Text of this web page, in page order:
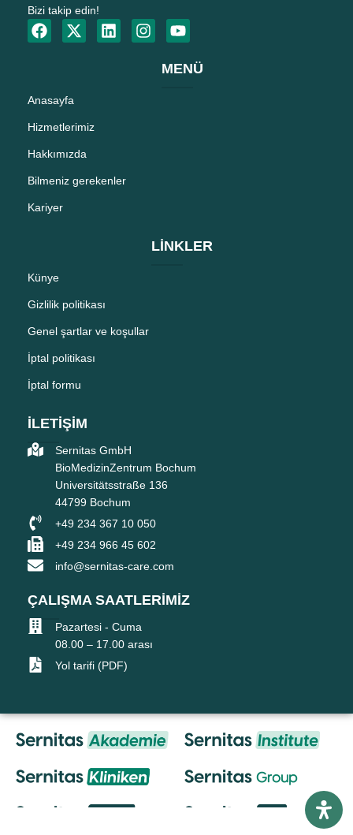
Bizi takip edin!
MENÜ
Anasayfa
Hizmetlerimiz
Hakkımızda
Bilmeniz gerekenler
Kariyer
LİNKLER
Künye
Gizlilik politikası
Genel şartlar ve koşullar
İptal politikası
İptal formu
İLETİŞİM
Sernitas GmbH
BioMedizinZentrum Bochum
Universitätsstraße 136
44799 Bochum
+49 234 367 10 050
+49 234 966 45 602
info@sernitas-care.com
ÇALIŞMA SAATLERİMİZ
Pazartesi - Cuma
08.00 – 17.00 arası
Yol tarifi (PDF)